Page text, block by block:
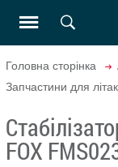
Головна сторінка
Запчастини для
FOX